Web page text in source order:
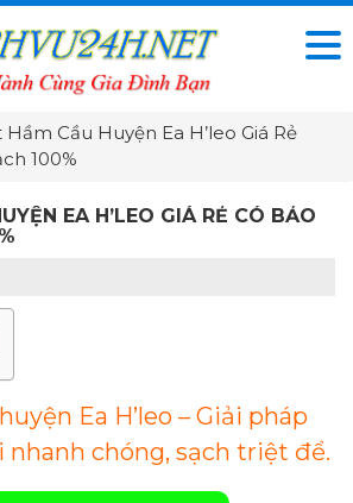
Hầm Cầu Huyện Ea H’leo Giá Rẻ
100%
EA H’LEO GIÁ RẺ CÓ BẢO
Ea H’leo – Giải pháp
chóng, sạch triệt để.